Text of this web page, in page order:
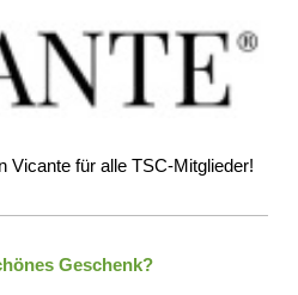
Vicante für alle TSC-Mitglieder!
Geschenk?